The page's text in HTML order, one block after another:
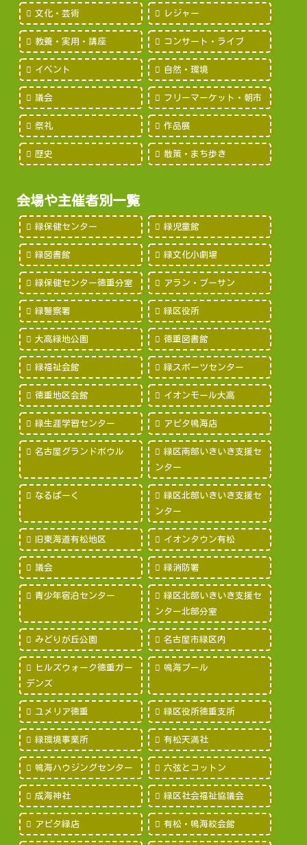
文化・芸術 レジャー
教養・実用・講座 コンサート・ライブ
イベント 自然・環境
議会 フリーマーケット・朝市
祭礼 作品展
歴史 散策・まち歩き
会場や主催者別一覧
緑保健センター 緑児童館
緑図書館 緑文化小劇場
緑保健センター徳重分室 アラン・プーサン
緑警察署 緑区役所
大高緑地公園 徳重図書館
緑福祉会館 緑スポーツセンター
徳重地区会館 イオンモール大高
緑生涯学習センター アピタ鳴海店
名古屋グランドボウル
緑区南部いきいき支援セ
ンター
なるぱーく
緑区北部いきいき支援セ
ンター
旧東海道有松地区 イオンタウン有松
議会 緑消防署
青少年宿泊センター
緑区北部いきいき支援セ
ンター北部分室
みどりが丘公園 名古屋市緑区内
ヒルズウォーク徳重ガー
デンズ
鳴海プール
ユメリア徳重 緑区役所徳重支所
緑環境事業所 有松天満社
鳴海ハウジングセンター 六弦とコットン
成海神社 緑区社会福祉協議会
アピタ緑店 有松・鳴海絞会館